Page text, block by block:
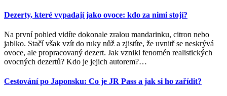
Dezerty, které vypadají jako ovoce: kdo za nimi stojí?
Na první pohled vidíte dokonale zralou mandarinku, citron nebo
jablko. Stačí však vzít do ruky nůž a zjistíte, že uvnitř se neskrývá
ovoce, ale propracovaný dezert. Jak vznikl fenomén realistických
ovocných dezertů? Kdo je jejich autorem?…
Cestování po Japonsku: Co je JR Pass a jak si ho zařídit?